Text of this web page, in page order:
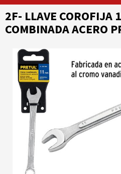
2F- LLAVE COROFIJA
COMBINADA ACERO